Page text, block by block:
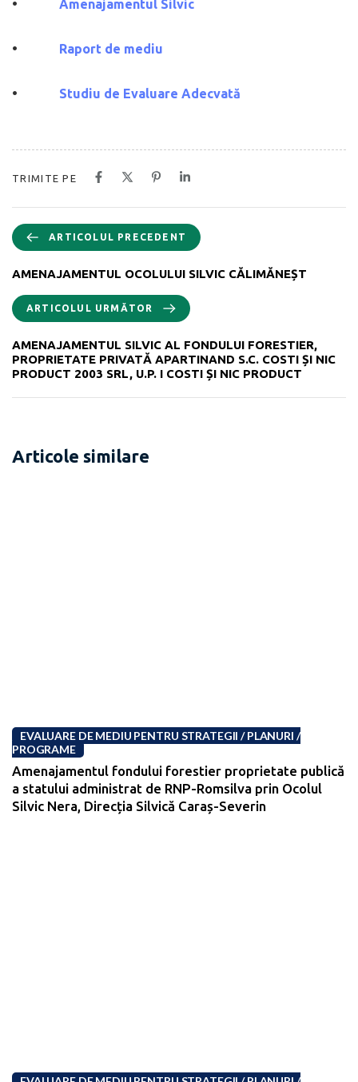
• Amenajamentul Silvic
• Raport de mediu
• Studiu de Evaluare Adecvată
TRIMITE PE
ARTICOLUL PRECEDENT
AMENAJAMENTUL OCOLULUI SILVIC CĂLIMĂNEȘT
ARTICOLUL URMĂTOR
AMENAJAMENTUL SILVIC AL FONDULUI FORESTIER,
PROPRIETATE PRIVATĂ APARTINAND S.C. COSTI ȘI NIC
PRODUCT 2003 SRL, U.P. I COSTI ȘI NIC PRODUCT
Articole similare
EVALUARE DE MEDIU PENTRU STRATEGII / PLANURI /
PROGRAME
Amenajamentul fondului forestier proprietate publică
a statului administrat de RNP-Romsilva prin Ocolul
Silvic Nera, Direcția Silvică Caraș-Severin